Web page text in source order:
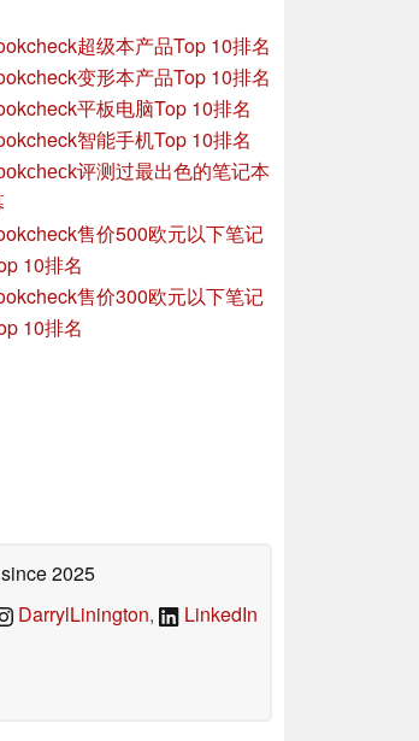
超级本产品Top 10排名
变形本产品Top 10排名
平板电脑Top 10排名
智能手机Top 10排名
评测过最出色的笔记本
售价500欧元以下笔记
10排名
售价300欧元以下笔记
10排名
since 2025
DarrylLinington, LinkedIn